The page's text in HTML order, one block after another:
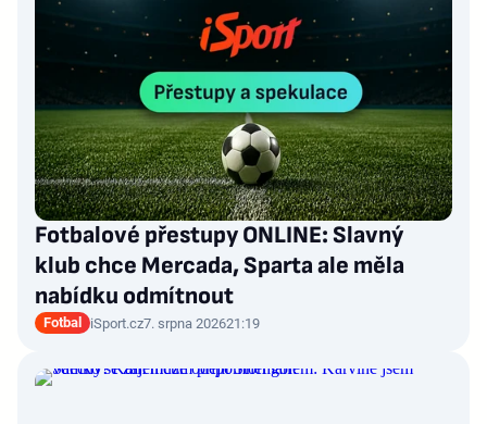
Fotbalové přestupy ONLINE: Slavný
klub chce Mercada, Sparta ale měla
nabídku odmítnout
Fotbal iSport.cz7. srpna 202621:19